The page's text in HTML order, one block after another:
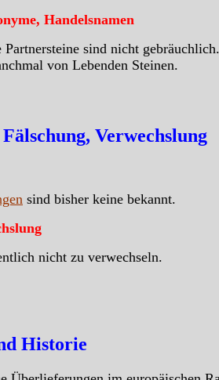
Handelsnamen
sind nicht
von Lebenden Steinen.
Verwechslung
sind bisher keine bekannt.
nicht zu verwechseln.
Historie